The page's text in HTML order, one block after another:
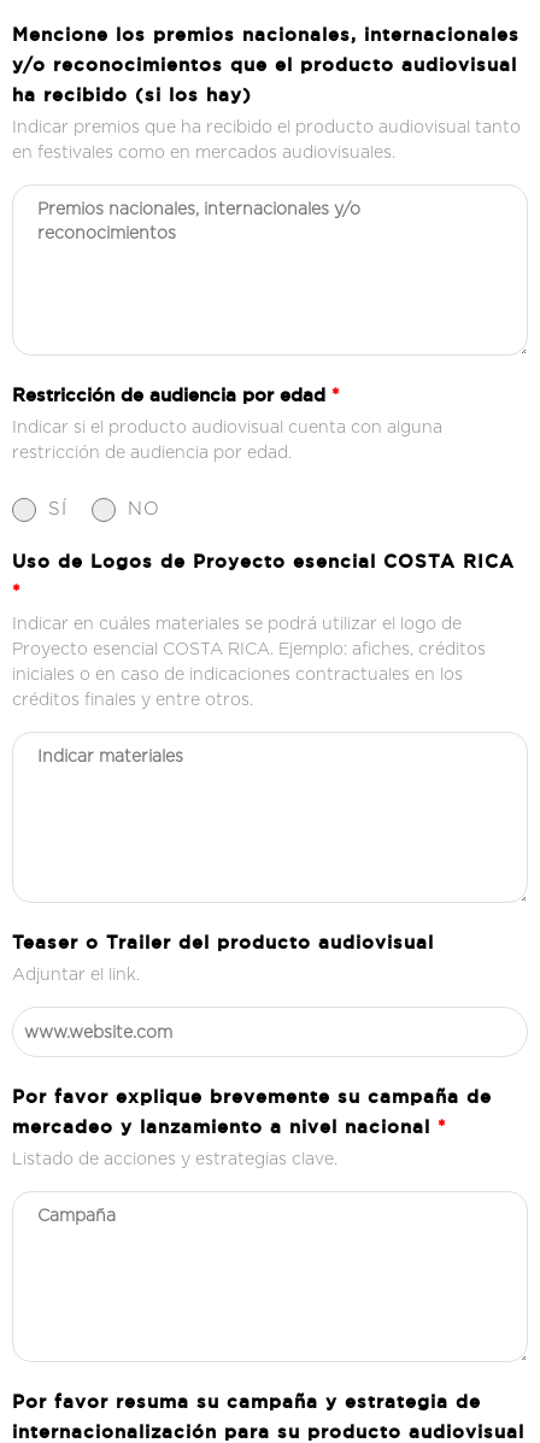
Mencione los premios nacionales, internacionales
y/o reconocimientos que el producto audiovisual
ha recibido (si los hay)
Indicar premios que ha recibido el producto audiovisual tanto
en festivales como en mercados audiovisuales.
Restricción de audiencia por edad *
Indicar si el producto audiovisual cuenta con alguna
restricción de audiencia por edad.
SÍ NO
Uso de Logos de Proyecto esencial COSTA RICA
*
Indicar en cuáles materiales se podrá utilizar el logo de
Proyecto esencial COSTA RICA. Ejemplo: afiches, créditos
iniciales o en caso de indicaciones contractuales en los
créditos finales y entre otros.
Teaser o Trailer del producto audiovisual
Adjuntar el link.
Por favor explique brevemente su campaña de
mercadeo y lanzamiento a nivel nacional *
Listado de acciones y estrategias clave.
Por favor resuma su campaña y estrategia de
internacionalización para su producto audiovisual